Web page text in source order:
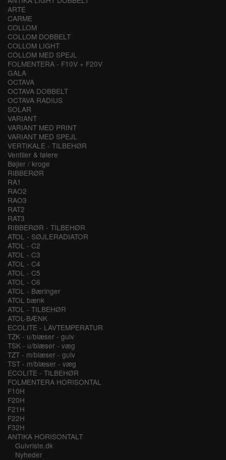
ARTE
CARME
COLLOM
COLLOM DOBBELT
COLLOM LIGHT
COLLOM MED SPEJL
FOLMENTERA - F10V + F20V
GALA
OCTAVA
OCTAVA DOBBELT
OCTAVA RADIUS
SOLAR
VARIANT
VARIANT MED PRINT
VARIANT MED SPEJL
VERTIKALE - TILBEHØR
Ventiler & følere
Bøjler / kroge
RIBBERØR
RA1
RAO2
RAO3
RAT2
RAT3
RIBBERØR - TILBEHØR
ATOL - SØJLERADIATOR
ATOL - C2
ATOL - C3
ATOL - C4
ATOL - C5
ATOL - C6
ATOL - Bæringer
ATOL bænk
ATOL - TILBEHØR
ATOL-BÆNK
ECOLITE - LAVTEMPERATUR
TZK - u/blæser - gulv
TSK - u/blæser - væg
TZT - m/blæser - gulv
TST - m/blæser - væg
ECOLITE - TILBEHØR
FOLMENTERA HORISONTAL
F10H
F20H
F21H
F22H
F32H
ANTIKA HORISONTALT
Gulvriste.dk
Nyheder